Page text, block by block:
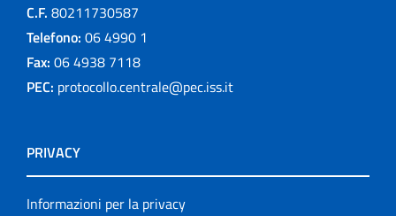
C.F. 80211730587
Telefono: 06 4990 1
Fax: 06 4938 7118
PEC: protocollo.centrale@pec.iss.it
PRIVACY
Informazioni per la privacy